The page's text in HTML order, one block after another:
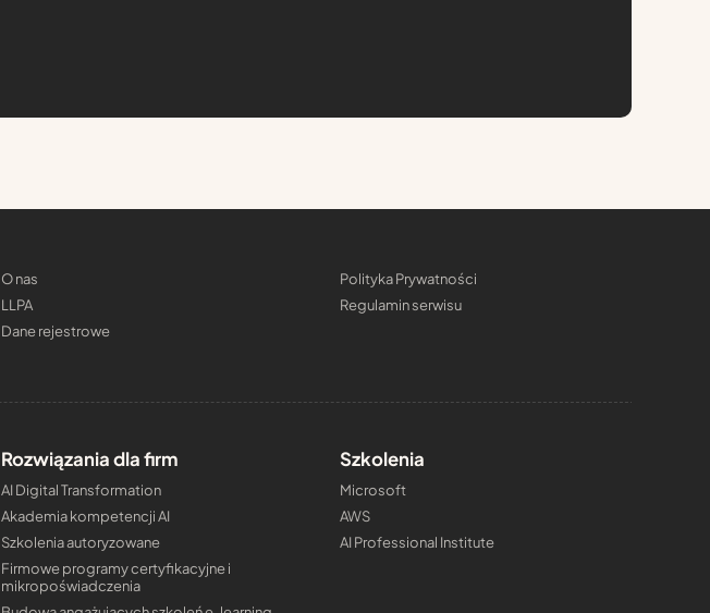
O nas
LLPA
Dane rejestrowe
Polityka Prywatności
Regulamin serwisu
Rozwiązania dla firm
AI Digital Transformation
Akademia kompetencji AI
Szkolenia autoryzowane
Firmowe programy certyfikacyjne i
mikropoświadczenia
Szkolenia
Microsoft
AWS
AI Professional Institute